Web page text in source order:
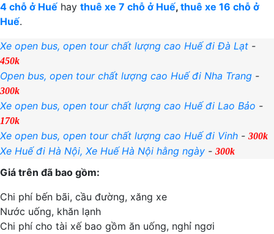
4 chỗ ở Huế hay thuê xe 7 chỗ ở Huế, thuê xe 16 chỗ ở
Huế.
Xe open bus, open tour chất lượng cao Huế đi Đà Lạt -
450k
Open bus, open tour chất lượng cao Huế đi Nha Trang -
300k
Xe open bus, open tour chất lượng cao Huế đi Lao Bảo -
170k
Xe open bus, open tour chất lượng cao Huế đi Vinh - 300k
Xe Huế đi Hà Nội, Xe Huế Hà Nội hằng ngày - 300k
Giá trên đã bao gồm:
Chi phí bến bãi, cầu đường, xăng xe
Nước uống, khăn lạnh
Chi phí cho tài xế bao gồm ăn uống, nghỉ ngơi